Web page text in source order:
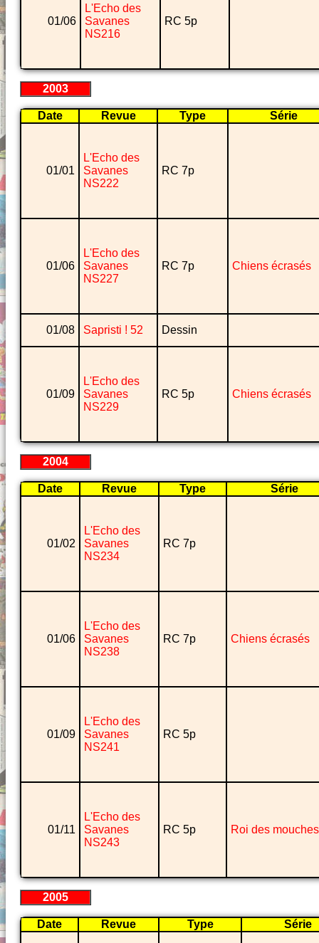
01/06
L'Echo des
Savanes
NS216
RC 5p
2003
Date Revue Type Série
01/01
L'Echo des
Savanes
NS222
RC 7p
01/06
L'Echo des
Savanes
NS227
RC 7p Chiens écrasés
01/08 Sapristi ! 52 Dessin
01/09
L'Echo des
Savanes
NS229
RC 5p Chiens écrasés
2004
Date Revue Type Série
01/02
L'Echo des
Savanes
NS234
RC 7p
01/06
L'Echo des
Savanes
NS238
RC 7p Chiens écrasés
01/09
L'Echo des
Savanes
NS241
RC 5p
01/11
L'Echo des
Savanes
NS243
RC 5p Roi des mouches
2005
Date Revue Type Série